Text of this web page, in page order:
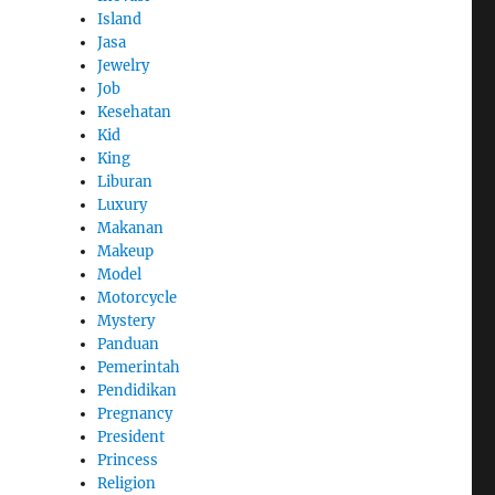
Island
Jasa
Jewelry
Job
Kesehatan
Kid
King
Liburan
Luxury
Makanan
Makeup
Model
Motorcycle
Mystery
Panduan
Pemerintah
Pendidikan
Pregnancy
President
Princess
Religion